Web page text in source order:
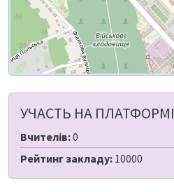
УЧАСТЬ НА ПЛАТФОРМІ
Вчителів:0
Рейтинг закладу: 10000